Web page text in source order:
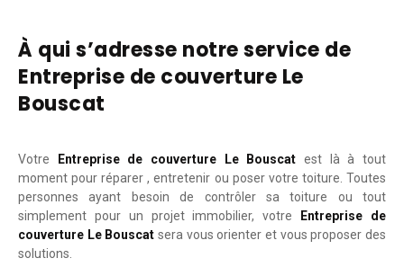
À qui s’adresse notre service de
Entreprise de couverture Le
Bouscat
Votre Entreprise de couverture Le Bouscat est là à tout
moment pour réparer , entretenir ou poser votre toiture. Toutes
personnes ayant besoin de contrôler sa toiture ou tout
simplement pour un projet immobilier, votre Entreprise de
couverture Le Bouscat sera vous orienter et vous proposer des
solutions.